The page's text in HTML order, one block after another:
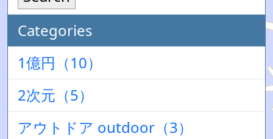
Categories
1億円（10）
2次元（5）
アウトドア outdoor（3）